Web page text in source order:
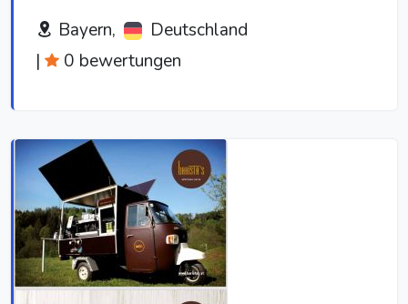
Bayern,
Deutschland
|
0 bewertungen